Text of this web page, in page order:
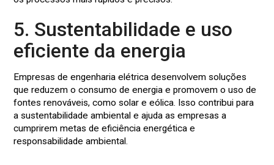
5. Sustentabilidade e uso
eficiente da energia
Empresas de engenharia elétrica desenvolvem soluções
que reduzem o consumo de energia e promovem o uso de
fontes renováveis, como solar e eólica. Isso contribui para
a sustentabilidade ambiental e ajuda as empresas a
cumprirem metas de eficiência energética e
responsabilidade ambiental.